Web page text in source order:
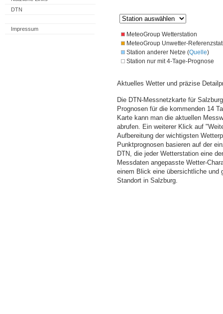
DTN
Impressum
MeteoGroup Wetterstation
MeteoGroup Unwetter-
Station anderer Netze (Quelle)
Station nur mit 4-Tage-Prognose
Aktuelles Wetter und präzise
Die DTN-Messnetzkarte für
Prognosen für die kommenden 14
Karte kann man die aktuellen
abrufen. Ein weiterer Klick auf
Aufbereitung der wichtigsten
Punktprognosen basieren auf der
DTN, die jeder Wetterstation eine
Messdaten angepasste Wetter-
einem Blick eine übersichtliche und
Standort in Salzburg.